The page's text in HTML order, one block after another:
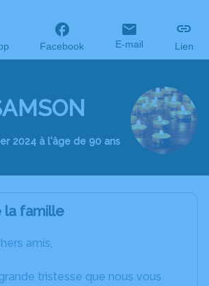
Facebook E-mail Lien
2024 à l'âge de 90 ans
la famille
amis,
tristesse que nous vous